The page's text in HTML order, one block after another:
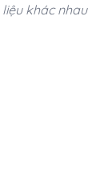
khác nhau